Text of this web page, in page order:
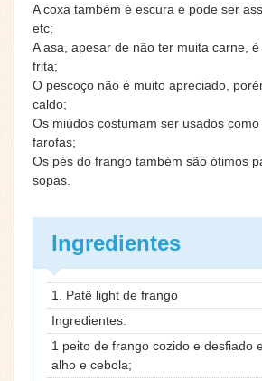
A coxa também é escura e pode ser
etc;
A asa, apesar de não ter muita carne,
frita;
O pescoço não é muito apreciado,
caldo;
Os miúdos costumam ser usados
farofas;
Os pés do frango também são ótimos
sopas.
Ingredientes
1. Patê light de frango
Ingredientes:
1 peito de frango cozido e desfiado
alho e cebola;